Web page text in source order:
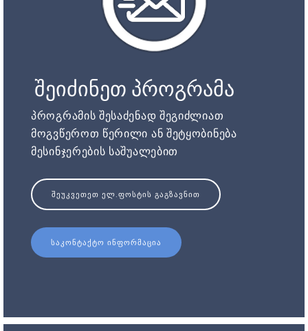
შეიძინეთ პროგრამა
პროგრამის შესაძენად შეგიძლიათ
მოგვწეროთ წერილი ან შეტყობინება
მესინჯერების საშუალებით
ᲨᲔᲣᲙᲕᲔᲗᲔᲗ ᲔᲚ.ᲤᲝᲡᲢᲘᲡ ᲒᲐᲒᲖᲐᲕᲜᲘᲗ
ᲡᲐᲙᲝᲜᲢᲐᲥᲢᲝ ᲘᲜᲤᲝᲠᲛᲐᲪᲘᲐ